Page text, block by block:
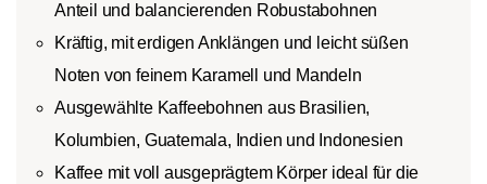
Anteil und balancierenden Robustabohnen
Kräftig, mit erdigen Anklängen und leicht süßen
Noten von feinem Karamell und Mandeln
Ausgewählte Kaffeebohnen aus Brasilien,
Kolumbien, Guatemala, Indien und Indonesien
Kaffee mit voll ausgeprägtem Körper ideal für die